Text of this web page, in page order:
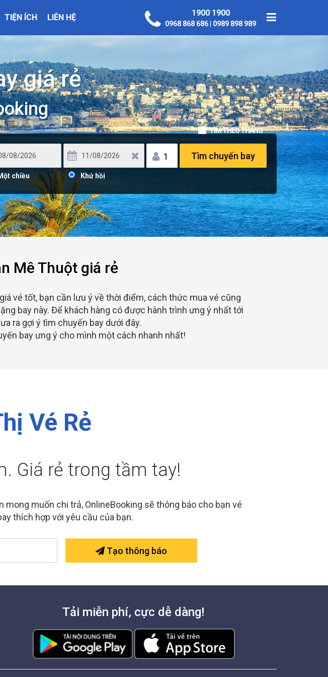
TIỆN ÍCH LIÊN HỆ 1900 1900
0968 868 686 0989 898 989
giá rẻ
TÌM THEO THÁNG
chiều Khứ hồi
1 Tìm chuyến bay
Mê Thuột giá rẻ
vé tốt, bạn cần lưu ý về thời điểm, cách thức mua vé cũng
bay này. Để khách hàng có được hành trình ưng ý nhất tới
ra gợi ý tìm chuyến bay dưới đây.
bay ưng ý cho mình một cách nhanh nhất!
Vé Rẻ
Giá rẻ trong tầm tay!
muốn chi trả, OnlineBooking sẽ thông báo cho bạn vé
thích hợp với yêu cầu của bạn.
Tạo thông báo
Tải miễn phí, cực dễ dàng!